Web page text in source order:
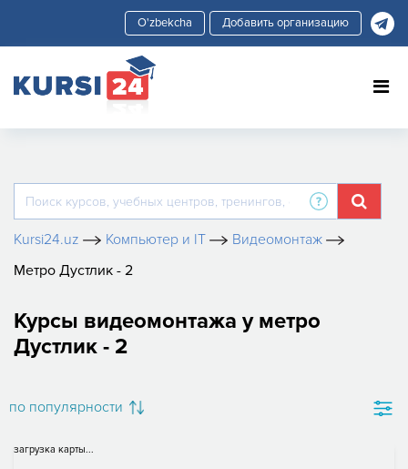
Добавить организацию
Kursi24.uz Компьютер и IT
Видеомонтаж
Метро Дустлик - 2
Курсы видеомонтажа у метро
Дустлик - 2
по популярности
загрузка карты...